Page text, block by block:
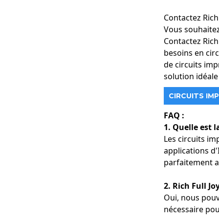
Contactez
Vous
Contactez
besoins en
de circuits
solution
CIRCUITS
FAQ :
1. Quelle est
Les circuits
applications
parfaitement
2. Rich Full
Oui, nous
nécessaire
respecter vos
Fabrication de
circuits
Prix ​​direct
transparents et
Contactez Rich
Pour optimiser
aujourd'hui.